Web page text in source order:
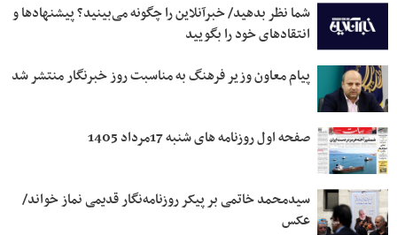
شما نظر بدهید/ خبرآنلاین را چگونه می‌بینید؟ پیشنهادها و
انتقادهای خود را بگویید
پیام معاون وزیر فرهنگ به مناسبت روز خبرنگار منتشر شد
صفحه اول روزنامه های شنبه 17مرداد 1405
سیدمحمد خاتمی بر پیکر روزنامه‌نگار قدیمی نماز خواند/
عکس